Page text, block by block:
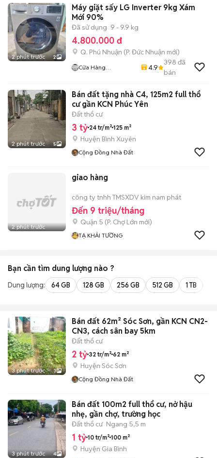
2 phút trước 2
Máy giặt sấy LG Inverter 9kg Xám
Mới 90%
Đã sử dụng 9 - 9.9 kg
4.800.000 đ
Q. Phú Nhuận (P. Đức Nhuận mới)
Cửa Hàng
4.9
398 đã
bán
2 phút trước 5
Bán đất tặng nhà C4, 125m2 full thổ
cư gần KCN Phúc Yên
Đất thổ cư
3 tỷ 24 tr/m² 125 m²
Huyện Bình Xuyên
Cộng Đồng Nhà Đất
2 phút trước
giao hàng
công ty tnhh TMSXDV kim nam phát
Đến 9 triệu/tháng
Quận 5 (P. Chợ Lớn mới)
TẠ KHẢI TƯỜNG
Bạn cần tìm dung lượng nào ?
Dung lượng: 64 GB 128 GB 256 GB 512 GB 1 TB
3 phút trước 3
Bán đất 62m² Sóc Sơn, gần KCN CN2-
CN3, cách sân bay 5km
Đất thổ cư
2 tỷ 32 tr/m² 62 m²
Huyện Sóc Sơn
Cộng Đồng Nhà Đất
3 phút trước 4
Bán đất 100m2 full thổ cư, nở hậu
nhẹ, gần chợ, trường học
Đất thổ cư Ngang 5,5 m
1 tỷ 10 tr/m² 100 m²
Huyện Gia Bình